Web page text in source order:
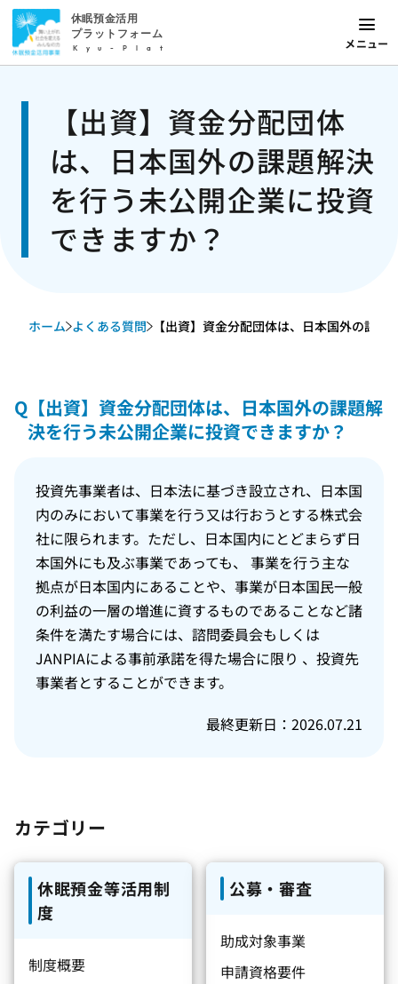
休眠預金活用
プラットフォーム
Kyu-Plat メニュー
【出資】資金分配団体
は、日本国外の課題解決
を行う未公開企業に投資
できますか？
ホーム よくある質問 【出資】資金分配団体は、日本国外の課題
Q 【出資】資金分配団体は、日本国外の課題解
決を行う未公開企業に投資できますか？
投資先事業者は、日本法に基づき設立され、日本国
内のみにおいて事業を行う又は行おうとする株式会
社に限られます。ただし、日本国内にとどまらず日
本国外にも及ぶ事業であっても、 事業を行う主な
拠点が日本国内にあることや、事業が日本国民一般
の利益の一層の増進に資するものであることなど諸
条件を満たす場合には、諮問委員会もしくは
JANPIAによる事前承諾を得た場合に限り 、投資先
事業者とすることができます。
最終更新日：2026.07.21
カテゴリー
休眠預金等活用制
度
制度概要
公募・審査
助成対象事業
申請資格要件